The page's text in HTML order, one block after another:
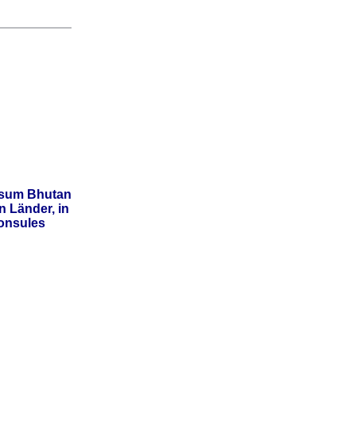
Bhutan
Länder, in